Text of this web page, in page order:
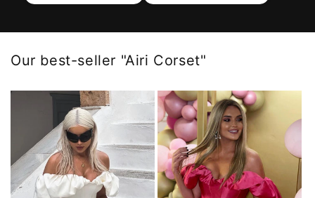
Our best-seller "Airi Corset"